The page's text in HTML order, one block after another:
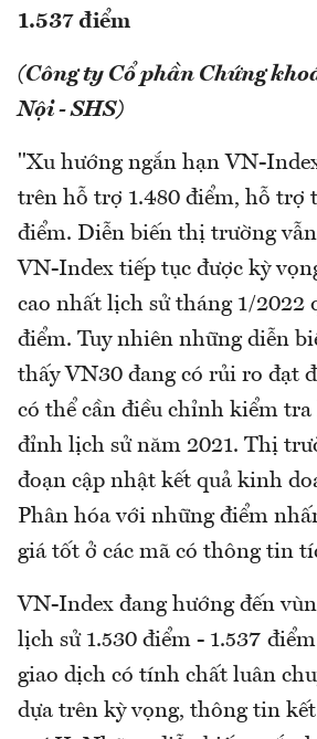
1.537 điểm
(Công ty Cổ phần Chứng
Nội - SHS)
"Xu hướng ngắn hạn VN-
trên hỗ trợ 1.480 điểm, hỗ trợ
điểm. Diễn biến thị trường
VN-Index tiếp tục được kỳ
cao nhất lịch sử tháng 1/2022
điểm. Tuy nhiên những diễn
thấy VN30 đang có rủi ro đạt
có thể cần điều chỉnh kiểm
đỉnh lịch sử năm 2021. Thị
đoạn cập nhật kết quả kinh
Phân hóa với những điểm
giá tốt ở các mã có thông tin
VN-Index đang hướng đến
lịch sử 1.530 điểm - 1.537
giao dịch có tính chất luân
dựa trên kỳ vọng, thông tin